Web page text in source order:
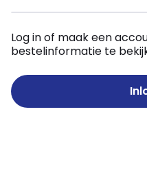
Log in of maak een
bestelinformatie te